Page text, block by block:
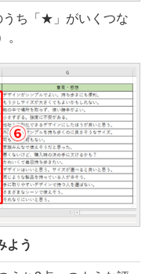
ち「★」がいくつな
よう